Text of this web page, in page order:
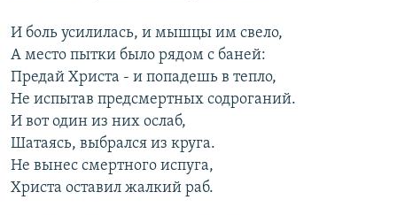
И боль усилилась, и мышцы им свело,
А место пытки было рядом с баней:
Предай Христа - и попадешь в тепло,
Не испытав предсмертных содроганий.
И вот один из них ослаб,
Шатаясь, выбрался из круга.
Не вынес смертного испуга,
Христа оставил жалкий раб.